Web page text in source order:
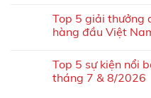
Top 5 giải thưởng
hàng đầu Việt
Top 5 sự kiện nổi
tháng 7 & 8/2026